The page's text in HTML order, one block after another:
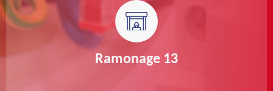
Ramonage 13